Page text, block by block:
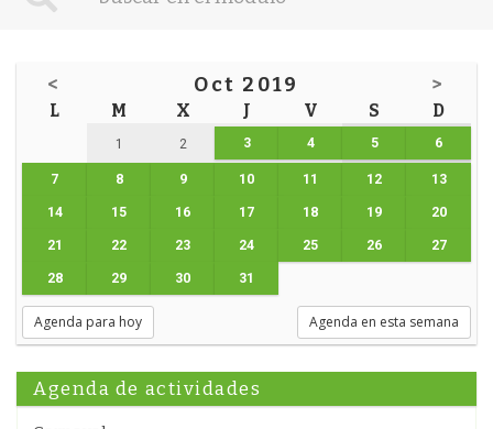
< Oct 2019 >
L M X J V S D
1 2 3 4 5 6
7 8 9 10 11 12 13
14 15 16 17 18 19 20
21 22 23 24 25 26 27
28 29 30 31
Agenda para hoy Agenda en esta semana
Agenda de actividades